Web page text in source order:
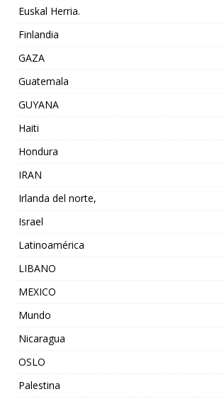
Euskal Herria.
Finlandia
GAZA
Guatemala
GUYANA
Haiti
Hondura
IRAN
Irlanda del norte,
Israel
Latinoamérica
LIBANO
MEXICO
Mundo
Nicaragua
OSLO
Palestina